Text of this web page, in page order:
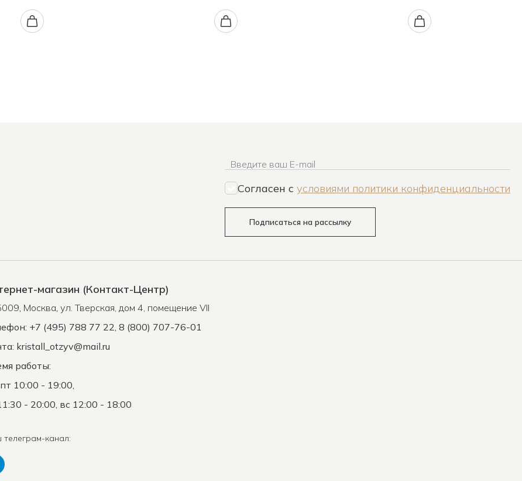
Введите ваш E-mail
Согласен c условиями политики конфиденциальности
Подписаться на рассылку
магазин (Контакт-Центр)
, Москва, ул. Тверская, дом 4, помещение VII
+7 (495) 788 77 22, 8 (800) 707-76-01
kristall_otzyv@mail.ru
работы:
10:00 - 19:00,
- 20:00, вс 12:00 - 18:00
канал: